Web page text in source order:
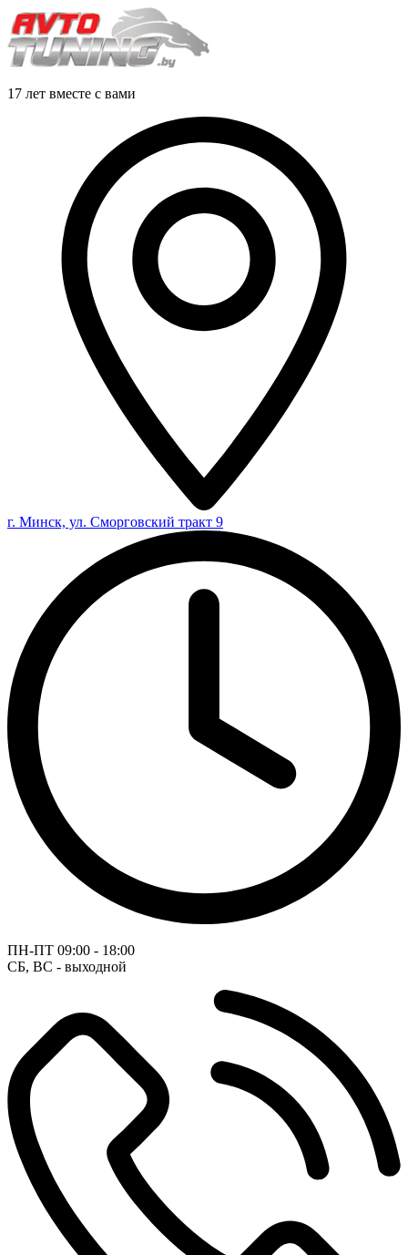
17 лет вместе с вами
г. Минск, ул. Сморговский тракт 9
ПН-ПТ 09:00 - 18:00
СБ, ВС - выходной